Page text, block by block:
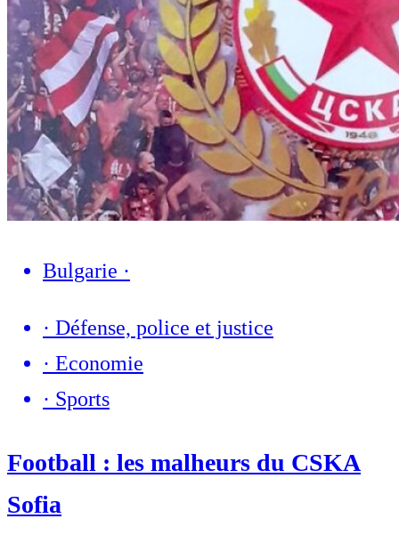
Bulgarie ·
· Défense, police et justice
· Economie
· Sports
Football : les malheurs du CSKA
Sofia